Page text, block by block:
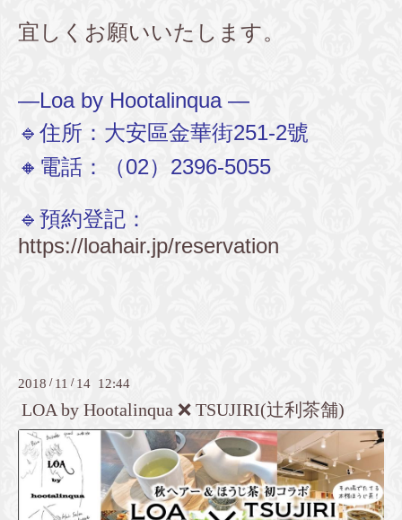
宜しくお願いいたします。
—Loa by Hootalinqua —
🔹住所：大安區金華街251-2號
🔸電話：（02）2396-5055
🔹預約登記：
https://loahair.jp/reservation
2018 / 11 / 14 12:44
LOA by Hootalinqua ❌ TSUJIRI(辻利茶舗)